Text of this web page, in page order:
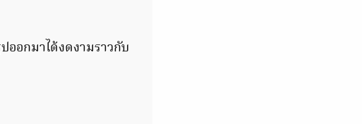
ออกมาได้งดงามราวกับ